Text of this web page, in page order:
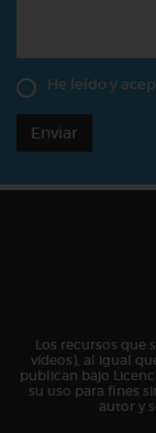
He leído y
Enviar
Los recursos que
vídeos), al igual
publican bajo
su uso para fines
autor y